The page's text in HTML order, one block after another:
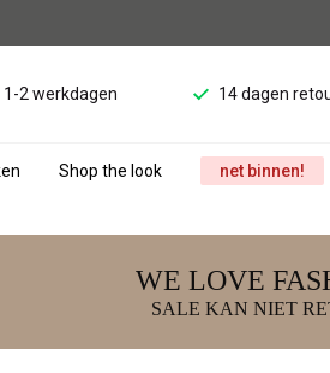
1-2 werkdagen 14 dagen
Shop the look net binnen!
WE LOVE
SALE KAN NIET